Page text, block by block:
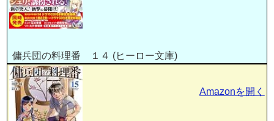
傭兵団の料理番 １４ (ヒーロー文庫)
Amazonを開く